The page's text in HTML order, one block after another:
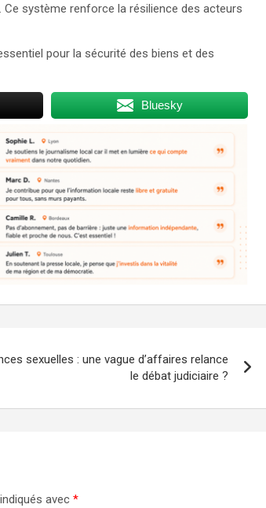
système renforce la résilience des acteurs
pour la sécurité des biens et des
Bluesky
sexuelles : une vague d’affaires relance
le débat judiciaire ?
avec *